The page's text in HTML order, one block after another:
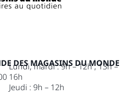
DES MAGASINS DU MONDE
Lundi, mardi : 9h – 12h , 13h –
16h
Jeudi : 9h – 12h